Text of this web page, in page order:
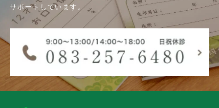
サポートしています。